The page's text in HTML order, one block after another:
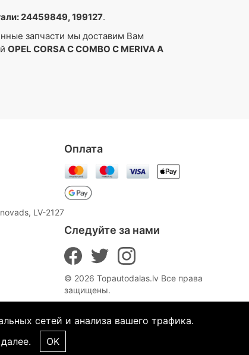
24459849, 199127.
запчасти мы доставим Вам
OPEL CORSA C COMBO C MERIVA A
LV-2127
Oплата
Следуйте за нами
© 2026 Topautodalas.lv Все права
защищены.
сетей и анализа вашего трафика.
OK